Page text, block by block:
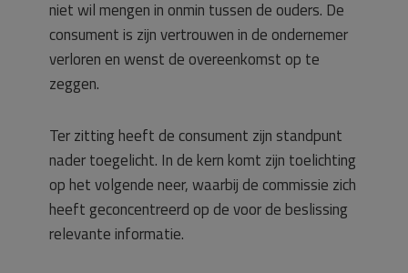
niet wil mengen in onmin tussen de ouders. De
consument is zijn vertrouwen in de ondernemer
verloren en wenst de overeenkomst op te
zeggen.
Ter zitting heeft de consument zijn standpunt
nader toegelicht. In de kern komt zijn toelichting
op het volgende neer, waarbij de commissie zich
heeft geconcentreerd op de voor de beslissing
relevante informatie.